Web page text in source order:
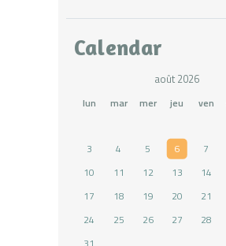
Calendar
août 2026
lun mar mer jeu ven
3
4 5 6 7
10
11 12 13 14
17
18 19 20 21
24
25 26 27 28